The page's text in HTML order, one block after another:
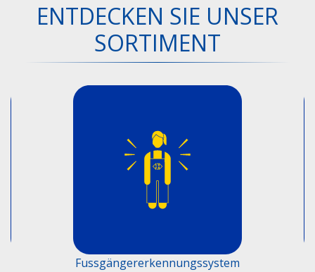
ENTDECKEN SIE UNSER
SORTIMENT
Fussgängererkennungssystem